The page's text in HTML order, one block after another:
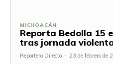
MICHOACÁN
Reporta Bedolla 15
tras jornada
Reportero Directo - 23 de febrero de